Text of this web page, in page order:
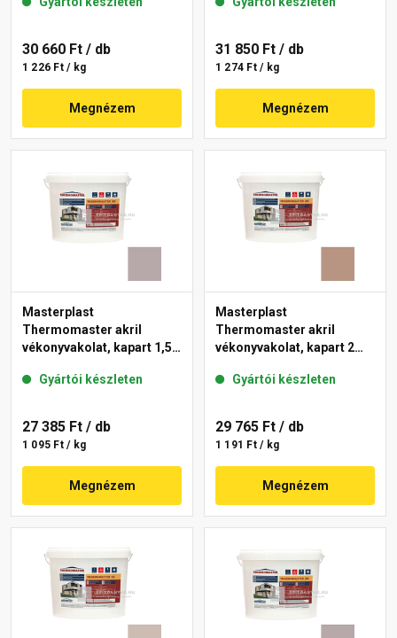
30 660 Ft / db
1 226 Ft / kg
Megnézem
31 850 Ft / db
1 274 Ft / kg
Megnézem
Masterplast
Thermomaster akril
vékonyvakolat, kapart 1,5
Gyártói készleten
27 385 Ft / db
1 095 Ft / kg
Megnézem
Masterplast
Thermomaster akril
vékonyvakolat, kapart 2
Gyártói készleten
29 765 Ft / db
1 191 Ft / kg
Megnézem